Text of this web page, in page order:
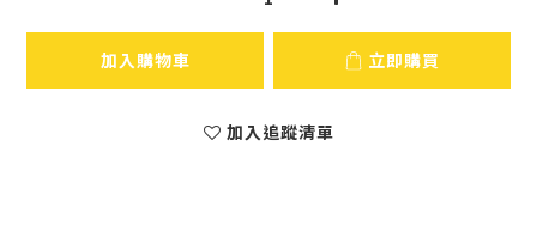
加入購物車 立即購買
加入追蹤清單